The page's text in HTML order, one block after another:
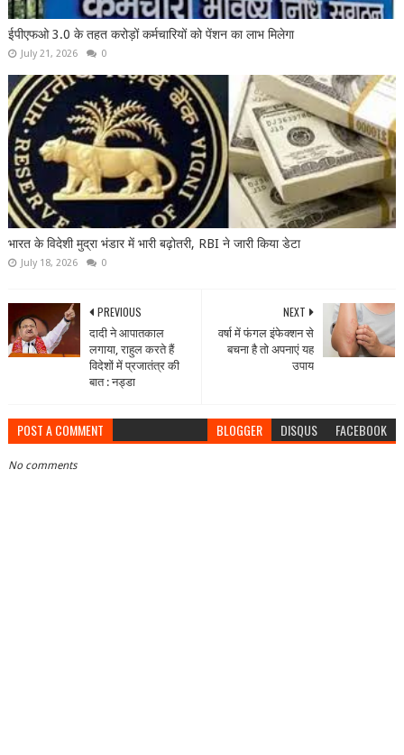
ईपीएफओ 3.0 के तहत करोड़ों कर्मचारियों को पेंशन का लाभ मिलेगा
July 21, 2026 0
भारत के विदेशी मुद्रा भंडार में भारी बढ़ोतरी, RBI ने जारी किया डेटा
July 18, 2026 0
NEXT
वर्षा में फंगल इंफेक्शन से
बचना है तो अपनाएं यह
उपाय
PREVIOUS
दादी ने आपातकाल
लगाया, राहुल करते हैं
विदेशों में प्रजातंत्र की
बात : नड्डा
POST A COMMENT BLOGGER DISQUS FACEBOOK
No comments